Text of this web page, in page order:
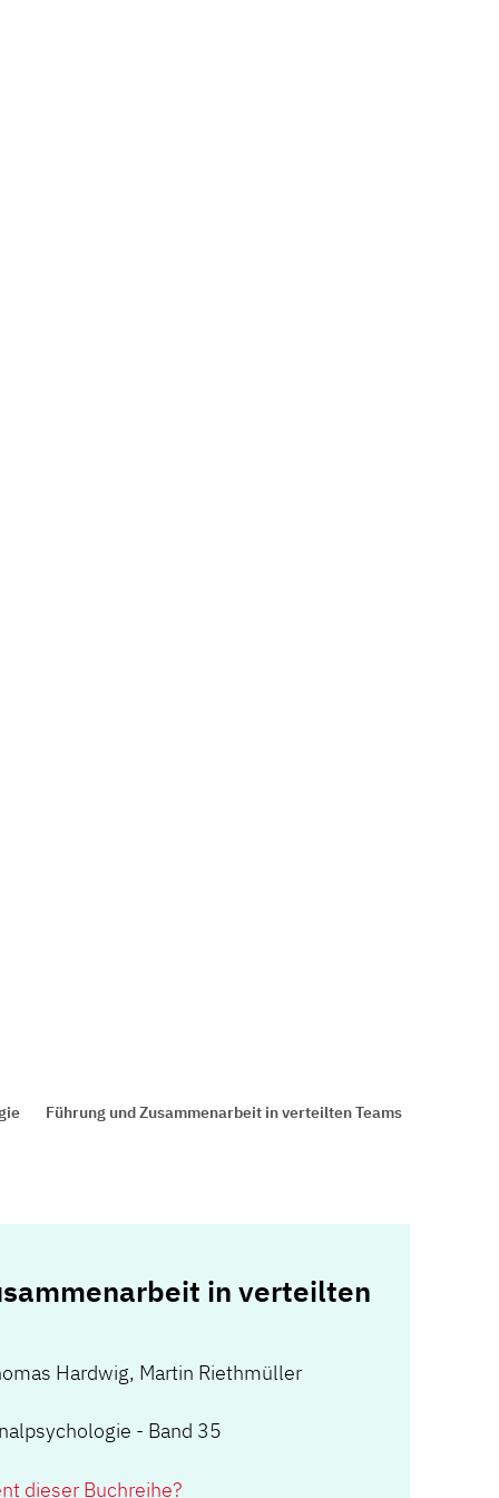
Führung und Zusammenarbeit in verteilten Teams
in verteilten
Hardwig, Martin Riethmüller
- Band 35
dieser Buchreihe?